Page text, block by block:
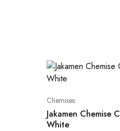
Chemises
Jakamen Chemise
White